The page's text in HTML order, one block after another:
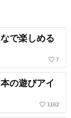
で楽しめる
favorite_border 7
の遊びアイ
favorite_border 1162